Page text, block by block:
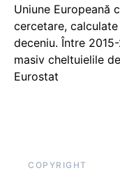
Uniune Europeană
cercetare,
deceniu. Între
masiv cheltuielile
Eurostat
COPYRIGHT